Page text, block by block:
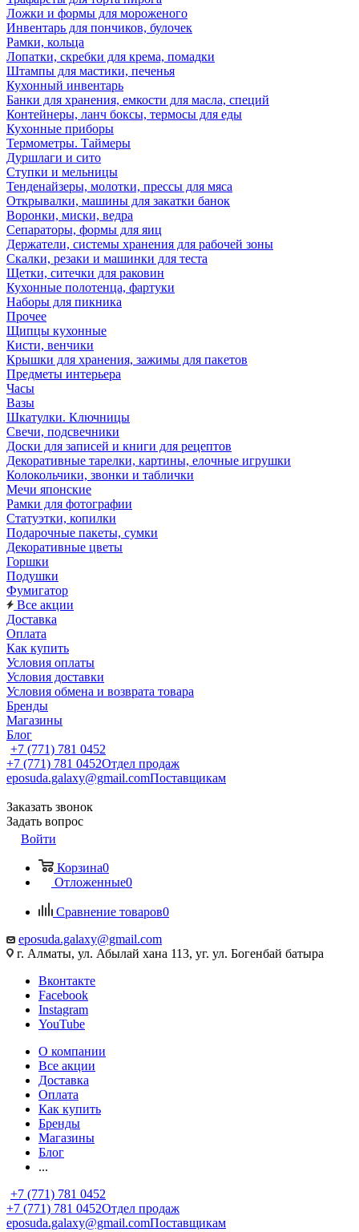
Ложки и формы для мороженого
Инвентарь для пончиков, булочек
Рамки, кольца
Лопатки, скребки для крема, помадки
Штампы для мастики, печенья
Кухонный инвентарь
Банки для хранения, емкости для масла, специй
Контейнеры, ланч боксы, термосы для еды
Кухонные приборы
Термометры. Таймеры
Дуршлаги и сито
Ступки и мельницы
Тенденайзеры, молотки, прессы для мяса
Открывалки, машины для закатки банок
Воронки, миски, ведра
Сепараторы, формы для яиц
Держатели, системы хранения для рабочей зоны
Скалки, резаки и машинки для теста
Щетки, ситечки для раковин
Кухонные полотенца, фартуки
Наборы для пикника
Прочее
Щипцы кухонные
Кисти, венчики
Крышки для хранения, зажимы для пакетов
Предметы интерьера
Часы
Вазы
Шкатулки. Ключницы
Свечи, подсвечники
Доски для записей и книги для рецептов
Декоративные тарелки, картины, елочные игрушки
Колокольчики, звонки и таблички
Мечи японские
Рамки для фотографии
Статуэтки, копилки
Подарочные пакеты, сумки
Декоративные цветы
Горшки
Подушки
Фумигатор
Все акции
Доставка
Оплата
Как купить
Условия оплаты
Условия доставки
Условия обмена и возврата товара
Бренды
Магазины
Блог
+7 (771) 781 0452
+7 (771) 781 0452Отдел продаж
eposuda.galaxy@gmail.comПоставщикам
Заказать звонок
Задать вопрос
Войти
Корзина0
Отложенные0
Сравнение товаров0
eposuda.galaxy@gmail.com
г. Алматы, ул. Абылай хана 113, уг. ул. Богенбай батыра
Вконтакте
Facebook
Instagram
YouTube
О компании
Все акции
Доставка
Оплата
Как купить
Бренды
Магазины
Блог
...
+7 (771) 781 0452
+7 (771) 781 0452Отдел продаж
eposuda.galaxy@gmail.comПоставщикам